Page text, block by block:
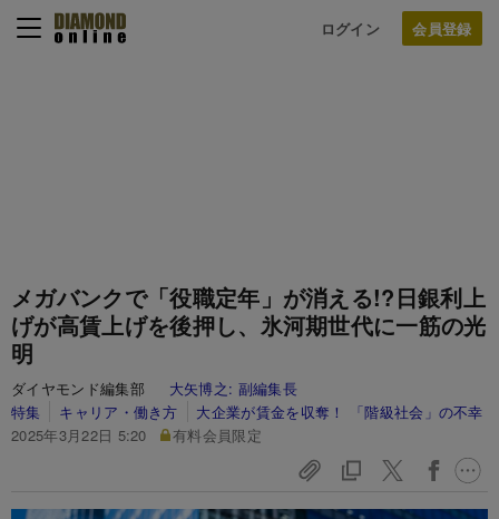
ログイン
メガバンクで「役職定年」が消える!?日銀利上
げが高賃上げを後押し、氷河期世代に一筋の光
明
ダイヤモンド編集部 大矢博之: 副編集長
特集
キャリア・働き方
大企業が賃金を収奪！ 「階級社会」の不幸
2025年3月22日 5:20
有料会員限定